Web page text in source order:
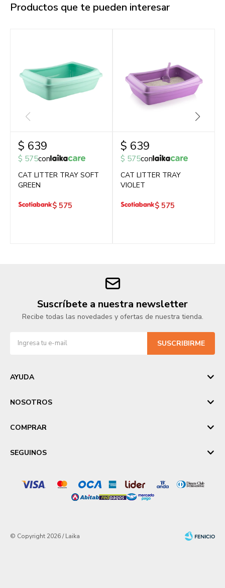
Productos que te pueden interesar
$ 639
$ 575con
CAT LITTER TRAY SOFT
GREEN
$ 575
$ 639
$ 575con
CAT LITTER TRAY
VIOLET
$ 575
Suscríbete a nuestra newsletter
Recibe todas las novedades y ofertas de nuestra tienda.
SUSCRIBIRME
AYUDA
NOSOTROS
COMPRAR
SEGUINOS
© Copyright 2026 / Laika